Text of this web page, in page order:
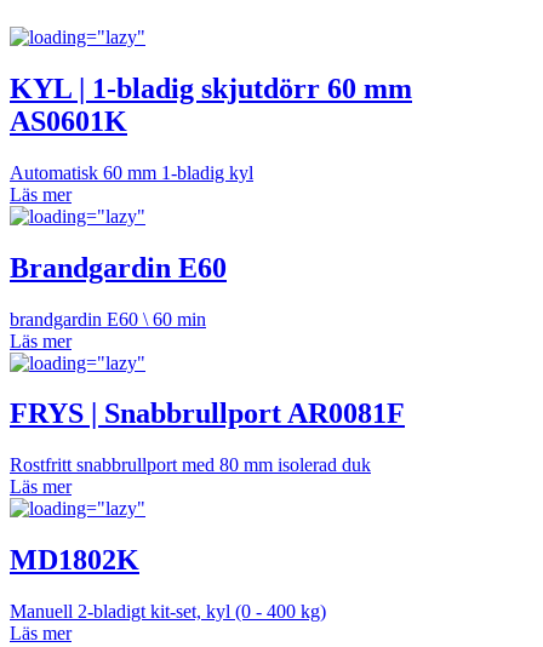
KYL | 1-bladig skjutdörr 60 mm
AS0601K
Automatisk 60 mm 1-bladig kyl
Läs mer
Brandgardin E60
brandgardin E60 \ 60 min
Läs mer
FRYS | Snabbrullport AR0081F
Rostfritt snabbrullport med 80 mm isolerad duk
Läs mer
MD1802K
Manuell 2-bladigt kit-set, kyl (0 - 400 kg)
Läs mer